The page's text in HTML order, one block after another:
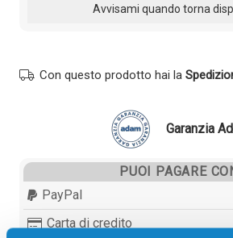
Con questo prodotto hai la
Garanzia
PUOI PAGARE
PayPal
Carta di credito